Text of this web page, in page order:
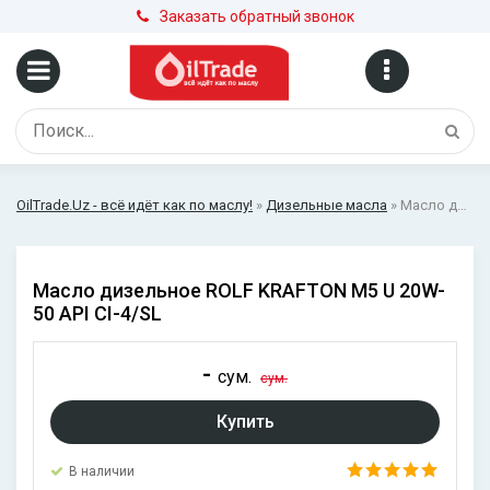
Заказать обратный звонок
OilTrade.Uz - всё идёт как по маслу! » Дизельные масла » Масло дизельное ROLF KRAFTON M5 U 20W-50 API CI-4/SL
Масло дизельное ROLF KRAFTON M5 U 20W-
50 API CI-4/SL
- сум. сум.
Купить
В наличии